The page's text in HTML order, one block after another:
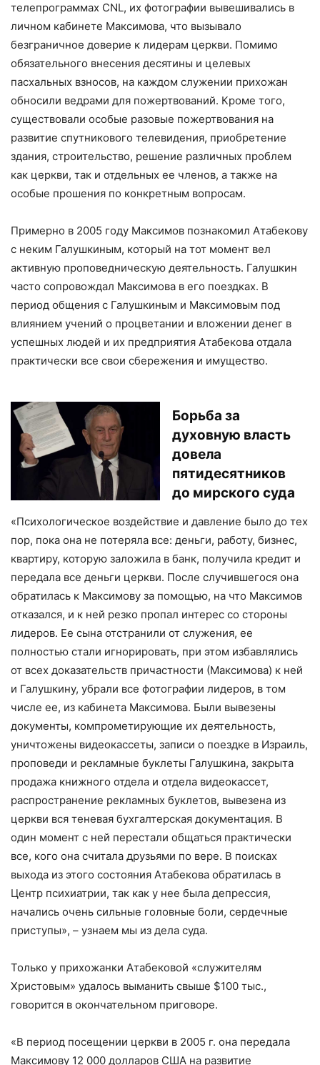
телепрограммах CNL, их фотографии вывешивались в
личном кабинете Максимова, что вызывало
безграничное доверие к лидерам церкви. Помимо
обязательного внесения десятины и целевых
пасхальных взносов, на каждом служении прихожан
обносили ведрами для пожертвований. Кроме того,
существовали особые разовые пожертвования на
развитие спутникового телевидения, приобретение
здания, строительство, решение различных проблем
как церкви, так и отдельных ее членов, а также на
особые прошения по конкретным вопросам.
Примерно в 2005 году Максимов познакомил Атабекову
с неким Галушкиным, который на тот момент вел
активную проповедническую деятельность. Галушкин
часто сопровождал Максимова в его поездках. В
период общения с Галушкиным и Максимовым под
влиянием учений о процветании и вложении денег в
успешных людей и их предприятия Атабекова отдала
практически все свои сбережения и имущество.
Борьба за
духовную власть
довела
пятидесятников
до мирского суда
«Психологическое воздействие и давление было до тех
пор, пока она не потеряла все: деньги, работу, бизнес,
квартиру, которую заложила в банк, получила кредит и
передала все деньги церкви. После случившегося она
обратилась к Максимову за помощью, на что Максимов
отказался, и к ней резко пропал интерес со стороны
лидеров. Ее сына отстранили от служения, ее
полностью стали игнорировать, при этом избавлялись
от всех доказательств причастности (Максимова) к ней
и Галушкину, убрали все фотографии лидеров, в том
числе ее, из кабинета Максимова. Были вывезены
документы, компрометирующие их деятельность,
уничтожены видеокассеты, записи о поездке в Израиль,
проповеди и рекламные буклеты Галушкина, закрыта
продажа книжного отдела и отдела видеокассет,
распространение рекламных буклетов, вывезена из
церкви вся теневая бухгалтерская документация. В
один момент с ней перестали общаться практически
все, кого она считала друзьями по вере. В поисках
выхода из этого состояния Атабекова обратилась в
Центр психиатрии, так как у нее была депрессия,
начались очень сильные головные боли, сердечные
приступы», – узнаем мы из дела суда.
Только у прихожанки Атабековой «служителям
Христовым» удалось выманить свыше $100 тыс.,
говорится в окончательном приговоре.
«В период посещении церкви в 2005 г. она передала
Максимову 12 000 долларов США на развитие